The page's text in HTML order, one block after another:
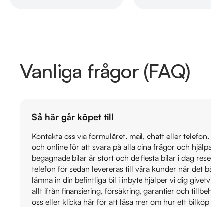
Vanliga frågor (FAQ)
Så här går köpet till
Kontakta oss via formuläret, mail, chatt eller
och online för att svara på alla dina frågor och
begagnade bilar är stort och de flesta bilar i dag
telefon för sedan levereras till våra kunder när det
lämna in din befintliga bil i inbyte hjälper vi dig
allt ifrån finansiering, försäkring, garantier och
oss eller klicka här för att läsa mer om hur ett